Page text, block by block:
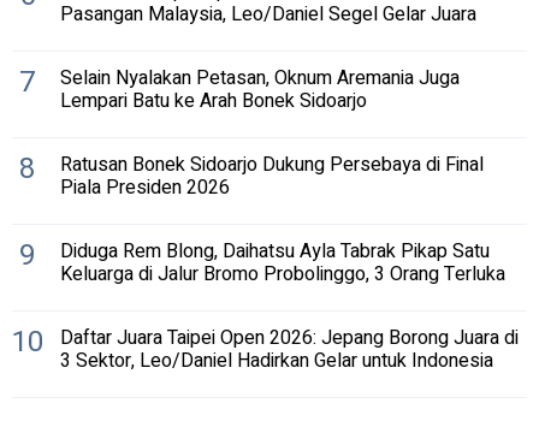
Pasangan Malaysia, Leo/Daniel Segel Gelar Juara
7 Selain Nyalakan Petasan, Oknum Aremania Juga
Lempari Batu ke Arah Bonek Sidoarjo
8 Ratusan Bonek Sidoarjo Dukung Persebaya di Final
Piala Presiden 2026
9 Diduga Rem Blong, Daihatsu Ayla Tabrak Pikap Satu
Keluarga di Jalur Bromo Probolinggo, 3 Orang Terluka
10 Daftar Juara Taipei Open 2026: Jepang Borong Juara di
3 Sektor, Leo/Daniel Hadirkan Gelar untuk Indonesia